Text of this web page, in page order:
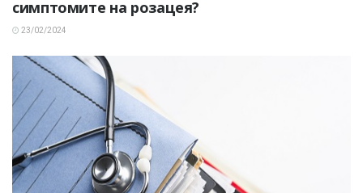
симптомите на розацея?
23/02/2024